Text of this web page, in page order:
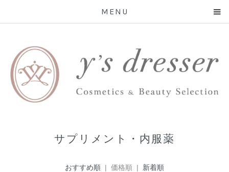
MENU
サプリメント・内服薬
おすすめ順 | 価格順 | 新着順